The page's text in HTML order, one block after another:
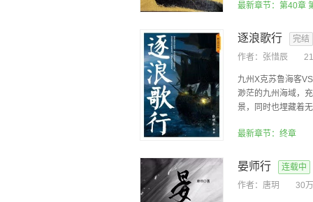
最新章节：第40章
逐浪歌行
完结
作者： 张惜辰
九州X克苏鲁海客
渺茫的九州海域，
景，同时也埋藏着
最新章节：终章
晏师行
连载中
作者： 唐玥 30